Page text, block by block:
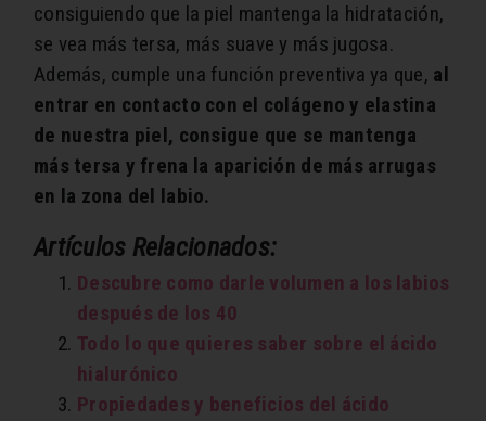
consiguiendo que la piel mantenga la hidratación,
se vea más tersa, más suave y más jugosa.
Además, cumple una función preventiva ya que, al
entrar en contacto con el colágeno y elastina
de nuestra piel, consigue que se mantenga
más tersa y frena la aparición de más arrugas
en la zona del labio.
Artículos Relacionados:
Descubre como darle volumen a los labios
después de los 40
Todo lo que quieres saber sobre el ácido
hialurónico
Propiedades y beneficios del ácido